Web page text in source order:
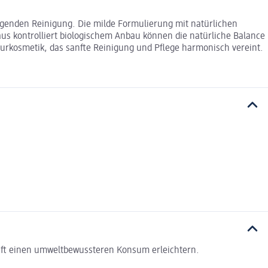
Reinigung. Die milde Formulierung mit natürlichen
kontrolliert biologischem Anbau können die natürliche Balance
das sanfte Reinigung und Pflege harmonisch vereint.
einen umweltbewussteren Konsum erleichtern.